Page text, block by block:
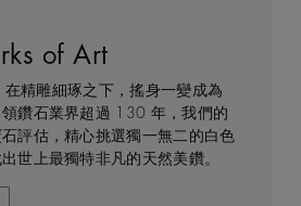
of Art
在精雕細琢之下，搖身一變成為
鑽石業界超過 130 年，我們的
評估，精心挑選獨一無二的白色
世上最獨特非凡的天然美鑽。
的藝術
寶藝術的領導者，在鑽石之旅的
石的開採到打造成世代相傳的
重的獨特地位。 我們探索並揭
潛藏的醉人魅力，精心創造出工
受天然美鑽何等珍貴，對佩戴者
而言，鑽石都是大自然的瑰寶。
鑽石都能對開採地當地的人民和
響。我們將此承諾稱為「建設永
我們其中一間商店，我們都渴望
購物體驗。預約親臨精品店或線
私人諮詢得到專家協助和指導。